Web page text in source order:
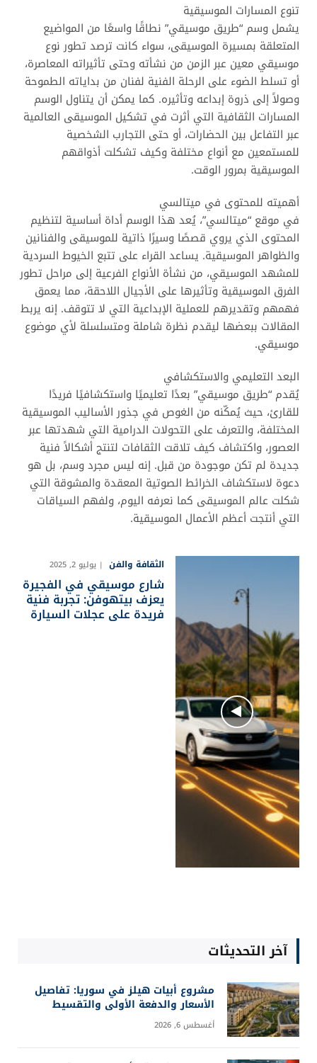
تنوع المسارات الموسيقية
يشمل وسم “طريق موسيقي” نطاقًا واسعًا من المواضيع
المتعلقة بمسيرة الموسيقى، سواء كانت ترصد تطور نوع
موسيقي معين عبر الزمن من نشأته وحتى تأثيراته المعاصرة،
أو تسلط الضوء على الرحلة الفنية لفنان من بداياته الطموحة
وصولاً إلى ذروة إبداعه وتأثيره. كما يمكن أن يتناول الوسم
المسارات الثقافية التي أثرت في تشكيل الموسيقى العالمية
عبر التفاعل بين الحضارات، أو حتى التجارب الشخصية
للمستمعين مع أنواع مختلفة وكيف تشكلت أذواقهم
الموسيقية بمرور الوقت.
أهميته للمحتوى في ميتالسي
في موقع “ميتالسي”، يُعد هذا الوسم أداة أساسية لتنظيم
المحتوى الذي يروي قصصًا وسيرًا ذاتية للموسيقى والفنانين
والظواهر الموسيقية. يساعد القراء على تتبع الخيوط السردية
للمشهد الموسيقي، من نشأة الأنواع الفرعية إلى مراحل تطور
الفرق الموسيقية وتأثيرها على الأجيال اللاحقة، مما يعمق
فهمهم وتقديرهم للعملية الإبداعية التي لا تتوقف. إنه يربط
المقالات ببعضها ليقدم نظرة شاملة ومتسلسلة لأي موضوع
موسيقي.
البعد التعليمي والاستكشافي
يُقدم “طريق موسيقي” بعدًا تعليميًا واستكشافيًا فريدًا
للقارئ، حيث يُمكّنه من الغوص في جذور الأساليب الموسيقية
المختلفة، والتعرف على التحولات الدرامية التي شهدتها عبر
العصور، واكتشاف كيف تلاقت الثقافات لتنتج أشكالاً فنية
جديدة لم تكن موجودة من قبل. إنه ليس مجرد وسم، بل هو
دعوة لاستكشاف الخرائط الصوتية المعقدة والمشوقة التي
شكلت عالم الموسيقى كما نعرفه اليوم، ولفهم السياقات
التي أنتجت أعظم الأعمال الموسيقية.
الثقافة والفن يوليو 2, 2025
شارع موسيقي في الفجيرة
يعزف بيتهوفن: تجربة فنية
فريدة على عجلات السيارة
آخر التحديثات
مشروع أبيات هيلز في سوريا: تفاصيل
الأسعار والدفعة الأولى والتقسيط
أغسطس 6, 2026